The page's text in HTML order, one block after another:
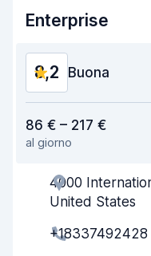
Enterprise
8,2 Buona
Facile da trovare
Gentilezza degli agenti
86 € – 217 €
al giorno
4000
United States
+18337492428